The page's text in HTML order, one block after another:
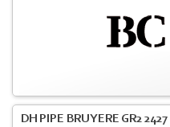
DH PIPE BRUYERE GR2 2427